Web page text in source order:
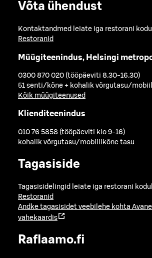
Võta ühendust
Kontaktandmed leiate iga restorani
Restoranid
Müügiteenindus, Helsingi
0300 870 020 (tööpäeviti 8.30-16.30)
51 senti/kõne + kohalik võrgutasu/
Kõik müügiteenused
Klienditeenindus
010 76 5858 (tööpäeviti klo 9-16)
kohalik võrgutasu/mobiilikõne tasu
Tagasiside
Tagasisidelingid leiate iga restorani
Restoranid
Andke tagasisidet veebilehe kohta
vahekaardis
Raflaamo.fi